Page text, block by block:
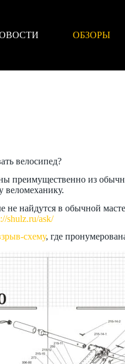
ОБЗОРЫ
велосипед?
преимущественно из
веломеханику.
найдутся в обычной
shulz.ru/ask/
схему, где